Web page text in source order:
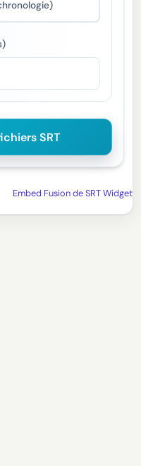
SRT
Embed Fusion de SRT Widget